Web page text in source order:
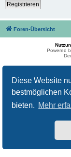
Diese Website
bestmöglichen
bieten. Mehr
Registrieren
Foren-Übersicht
Powered